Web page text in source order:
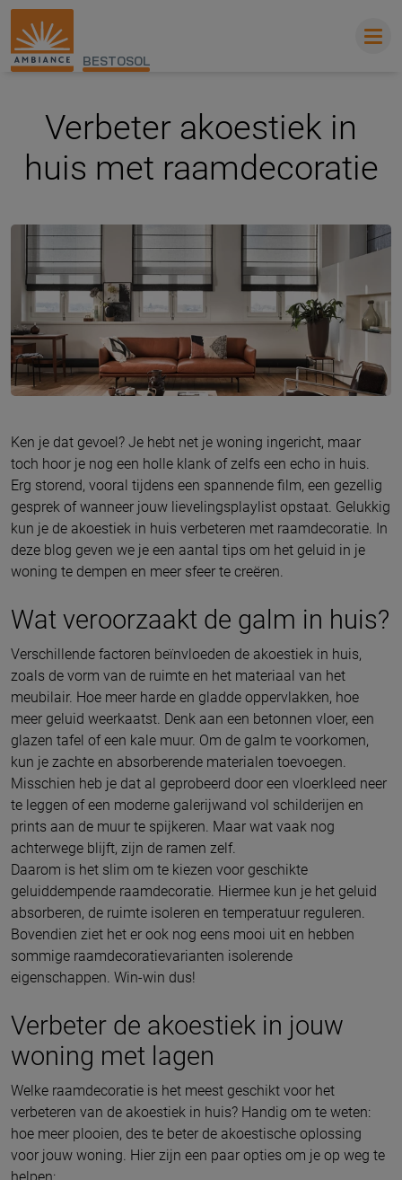
BESTOSOL
Verbeter akoestiek in
huis met raamdecoratie
Ken je dat gevoel? Je hebt net je woning ingericht, maar
toch hoor je nog een holle klank of zelfs een echo in huis.
Erg storend, vooral tijdens een spannende film, een gezellig
gesprek of wanneer jouw lievelingsplaylist opstaat. Gelukkig
kun je de akoestiek in huis verbeteren met raamdecoratie. In
deze blog geven we je een aantal tips om het geluid in je
woning te dempen en meer sfeer te creëren.
Wat veroorzaakt de galm in huis?
Verschillende factoren beïnvloeden de akoestiek in huis,
zoals de vorm van de ruimte en het materiaal van het
meubilair. Hoe meer harde en gladde oppervlakken, hoe
meer geluid weerkaatst. Denk aan een betonnen vloer, een
glazen tafel of een kale muur. Om de galm te voorkomen,
kun je zachte en absorberende materialen toevoegen.
Misschien heb je dat al geprobeerd door een vloerkleed neer
te leggen of een moderne galerijwand vol schilderijen en
prints aan de muur te spijkeren. Maar wat vaak nog
achterwege blijft, zijn de ramen zelf.
Daarom is het slim om te kiezen voor geschikte
geluiddempende raamdecoratie. Hiermee kun je het geluid
absorberen, de ruimte isoleren en temperatuur reguleren.
Bovendien ziet het er ook nog eens mooi uit en hebben
sommige raamdecoratievarianten isolerende
eigenschappen. Win-win dus!
Verbeter de akoestiek in jouw
woning met lagen
Welke raamdecoratie is het meest geschikt voor het
verbeteren van de akoestiek in huis? Handig om te weten:
hoe meer plooien, des te beter de akoestische oplossing
voor jouw woning. Hier zijn een paar opties om je op weg te